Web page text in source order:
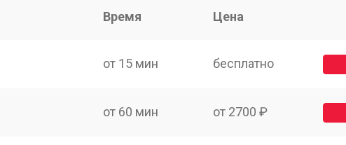
Время Цена
от 15 мин бесплатно
от 60 мин от 2700 ₽